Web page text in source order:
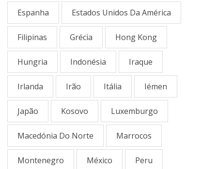
Espanha Estados Unidos Da América
Filipinas Grécia Hong Kong
Hungria Indonésia Iraque
Irlanda Irão Itália Iémen
Japão Kosovo Luxemburgo
Macedónia Do Norte Marrocos
Montenegro México Peru